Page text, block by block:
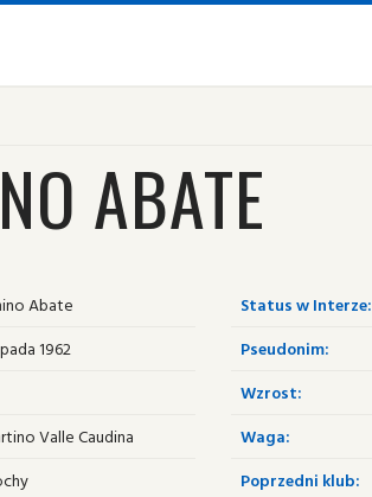
ABATE
Abate
1962
Valle Caudina
Status w Interze:
Pseudonim:
Wzrost:
Waga:
Poprzedni klub: